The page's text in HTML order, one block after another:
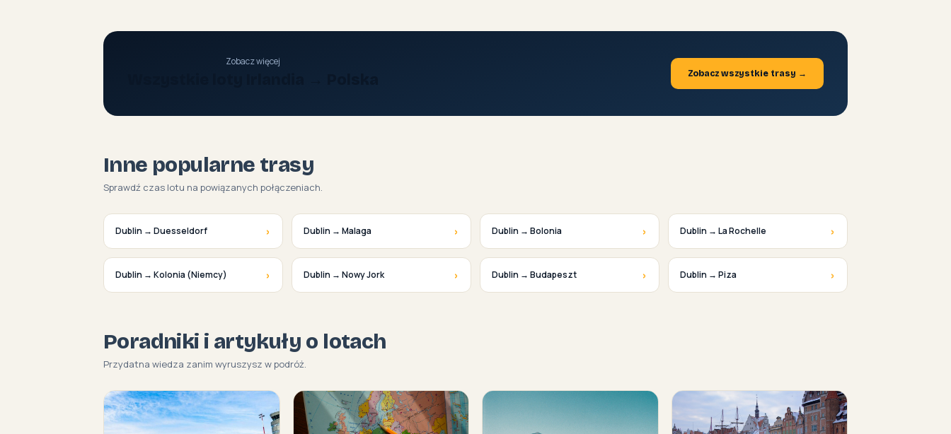
Zobacz więcej
Zobacz wszystkie trasy →
Inne popularne trasy
Sprawdź czas lotu na powiązanych połączeniach.
Dublin → Duesseldorf › Dublin → Malaga › Dublin → Bolonia › Dublin → La Rochelle ›
Dublin → Kolonia (Niemcy) › Dublin → Nowy Jork › Dublin → Budapeszt › Dublin → Piza ›
Poradniki i artykuły o lotach
Przydatna wiedza zanim wyruszysz w podróż.